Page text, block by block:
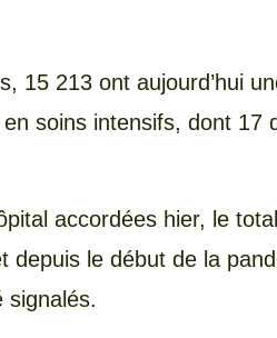
15 213 ont aujourd’hui
soins intensifs, dont 17
accordées hier, le
depuis le début de la
signalés.